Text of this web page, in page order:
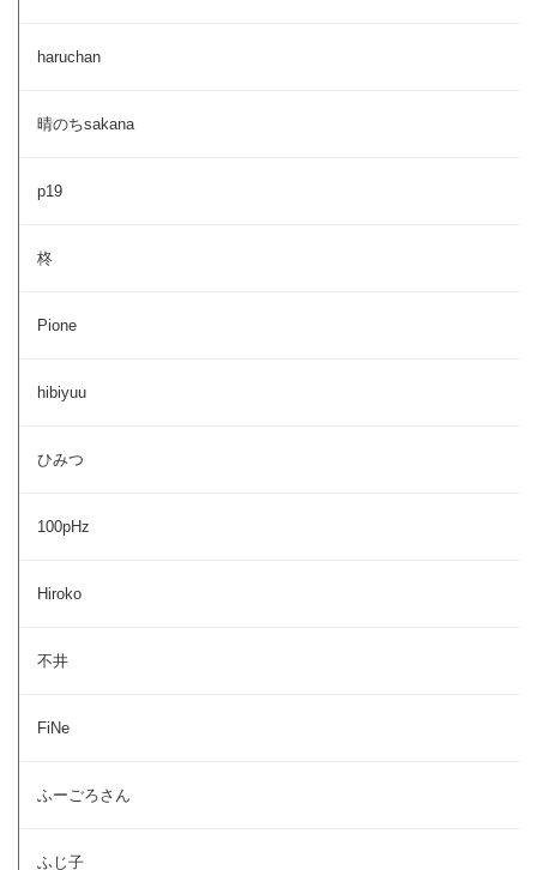
haruchan
晴のちsakana
p19
柊
Pione
hibiyuu
ひみつ
100pHz
Hiroko
不井
FiNe
ふーごろさん
ふじ子